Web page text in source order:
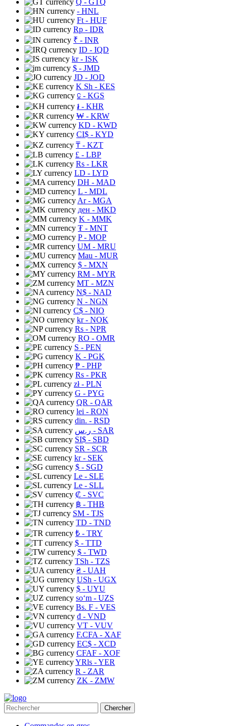
Q - GTQ
- HNL
Ft - HUF
Rp - IDR
₹ - INR
ID - IQD
kr- ISK
$ - JMD
JD - JOD
K Sh - KES
⃀ - KGS
៛ - KHR
₩ - KRW
KD - KWD
CI$ - KYD
₸ - KZT
£ - LBP
Rs - LKR
LD - LYD
DH - MAD
L - MDL
Ar- MGA
ден - MKD
K - MMK
₮ - MNT
P- MOP
UM - MRU
Mau - MUR
$ - MXN
RM - MYR
MT - MZN
N$ - NAD
N - NGN
C$ - NIO
kr- NOK
Rs - NPR
RO - OMR
S - PEN
K - PGK
₱ - PHP
Rs - PKR
zł- PLN
G - PYG
QR - QAR
lei - RON
din. - RSD
ر.س - SAR
SI$ - SBD
SR - SCR
kr- SEK
$ - SGD
Le - SLE
Le - SLL
₡ - SVC
฿ - THB
ЅМ - TJS
TD - TND
₺ - TRY
$ - TTD
$ - TWD
TSh - TZS
₴ - UAH
USh - UGX
$ - UYU
soʻm - UZS
Bs. F - VES
₫ - VND
VT - VUV
F.CFA - XAF
EC$ - XCD
CFAF - XOF
YRls - YER
R - ZAR
ZK - ZMW
Chercher